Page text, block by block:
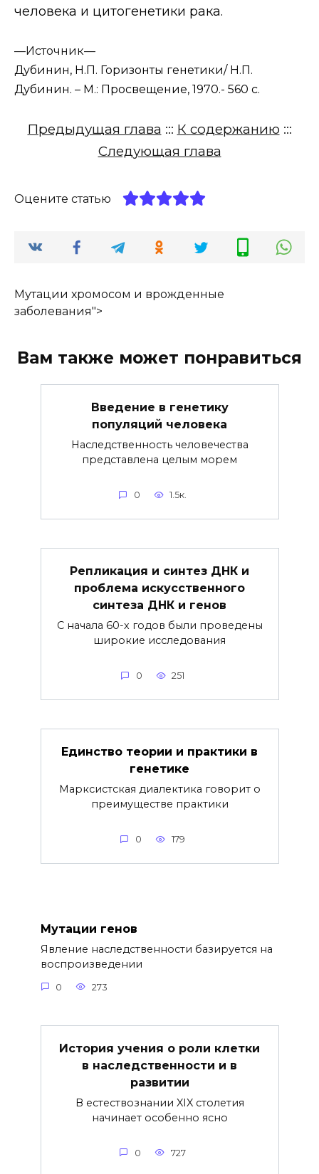
человека и цитогенетики рака.
—Источник—
Дубинин, Н.П. Горизонты генетики/ Н.П.
Дубинин. – М.: Просвещение, 1970.- 560 с.
Предыдущая глава ::: К содержанию :::
Следующая глава
Оцените статью
Мутации хромосом и врожденные
заболевания">
Вам также может понравиться
Введение в генетику
популяций человека
Наследственность человечества
представлена целым морем
0 1.5к.
Репликация и синтез ДНК и
проблема искусственного
синтеза ДНК и генов
С начала 60-х годов были проведены
широкие исследования
0 251
Единство теории и практики в
генетике
Марксистская диалектика говорит о
преимуществе практики
0 179
Мутации генов
Явление наследственности базируется на
воспроизведении
0 273
История учения о роли клетки
в наследственности и в
развитии
В естествознании XIX столетия
начинает особенно ясно
0 727